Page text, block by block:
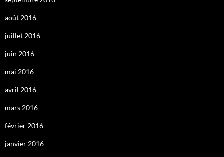
août 2016
juillet 2016
juin 2016
mai 2016
avril 2016
mars 2016
février 2016
janvier 2016